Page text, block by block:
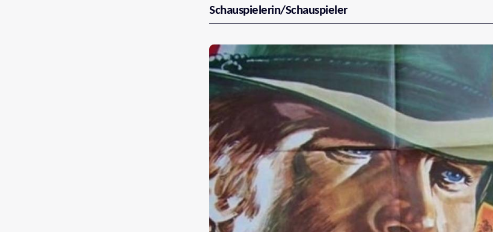
Vorarlberg
Schauspielerin/Schauspieler